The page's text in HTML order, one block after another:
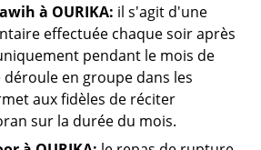
à OURIKA: il s'agit d'une
effectuée chaque soir après
pendant le mois de
déroule en groupe dans les
aux fidèles de réciter
sur la durée du mois.